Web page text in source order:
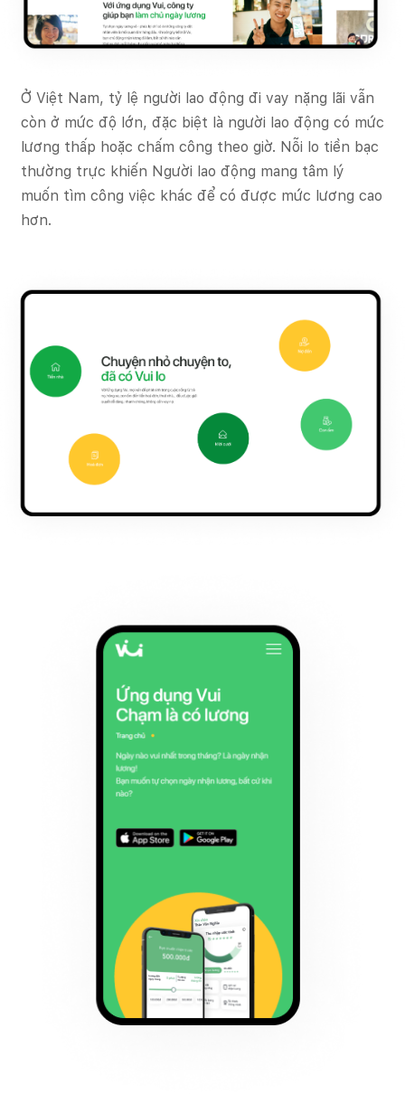
Ở Việt Nam, tỷ lệ người lao động đi vay nặng lãi vẫn
còn ở mức độ lớn, đặc biệt là người lao động có mức
lương thấp hoặc chấm công theo giờ. Nỗi lo tiền bạc
thường trực khiến Người lao động mang tâm lý
muốn tìm công việc khác để có được mức lương cao
hơn.